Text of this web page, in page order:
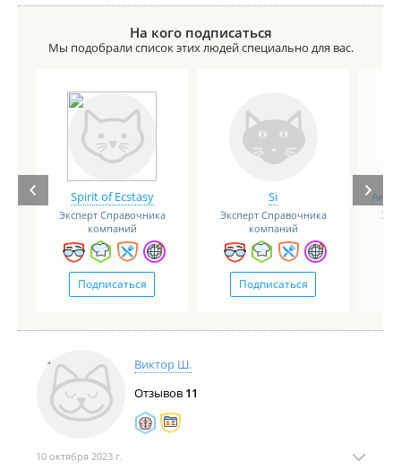
На кого подписаться
Мы подобрали список этих людей специально для вас.
Spirit of Ecstasy
Эксперт Справочника
компаний
Подписаться
Si
Эксперт Справочника
компаний
Подписаться
Виктор Ш.
Отзывов 11
10 октября 2023 г.